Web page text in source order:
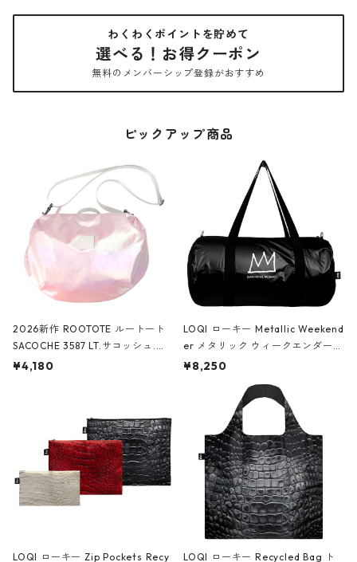
わくわくポイントを貯めて
選べる！お得クーポン
無料のメンバーシップ登録がおすすめ
ピックアップ商品
2026新作 ROOTOTE ルートート
SACOCHE 3587 LT.サコッシュ.ル
ミエ-B ショルダーバッグ グロスピ
¥4,180
LOQI ローキー Metallic Weekend
er メタリック ウィークエンダー
ボストンバッグ ショルダーバッグ
Black ジャン=ミッシェル・バスキ
ア/クラウン ブラック
¥8,250
LOQI ローキー Zip Pockets Recy
LOQI ローキー Recycled Bag ト